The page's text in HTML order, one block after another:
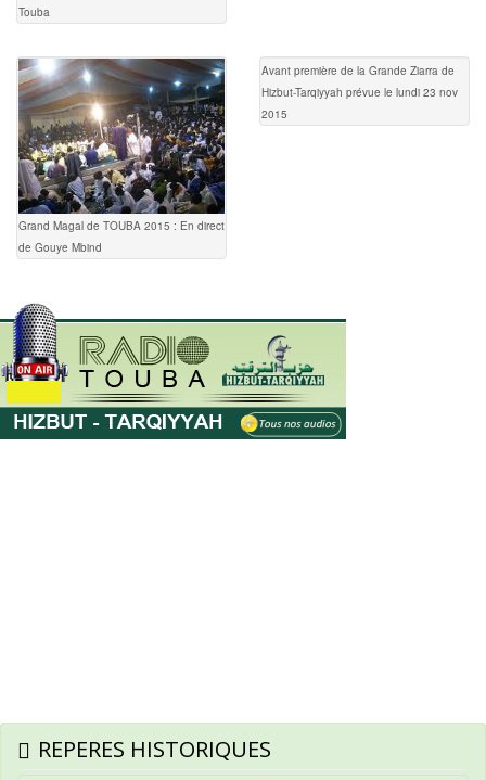
Touba
Grand Magal de TOUBA 2015 : En direct
de Gouye Mbind
Avant première de la Grande Ziarra de
Hizbut-Tarqiyyah prévue le lundi 23 nov
2015
REPERES HISTORIQUES